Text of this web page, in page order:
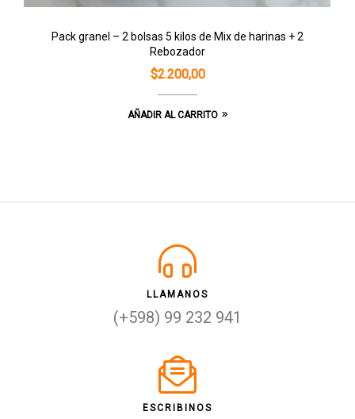
Pack granel – 2 bolsas 5 kilos de Mix de harinas + 2
Rebozador
$2.200,00
AÑADIR AL CARRITO
LLAMANOS
(+598) 99 232 941
ESCRIBINOS